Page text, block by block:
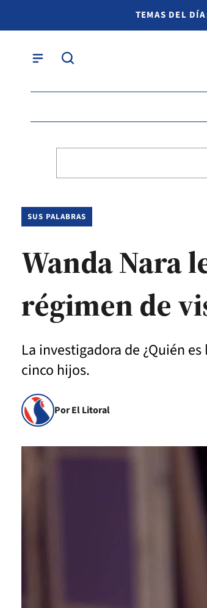
TEMAS DEL
SUS PALABRAS
Wanda Nara
régimen de
La investigadora de ¿Quién
cinco hijos.
Por El Litoral